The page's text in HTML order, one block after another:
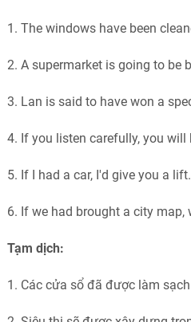
1. The windows have been
2. A supermarket is going to be
3. Lan is said to have won a
4. If you listen carefully, you will
5. If I had a car, I'd give you a lift.
6. If we had brought a city map,
Tạm dịch:
1. Các cửa sổ đã được làm